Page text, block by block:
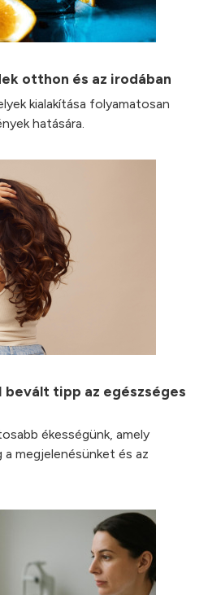
otthon és az irodában
kialakítása folyamatosan
hatására.
bevált tipp az egészséges
ékességünk, amely
a megjelenésünket és az